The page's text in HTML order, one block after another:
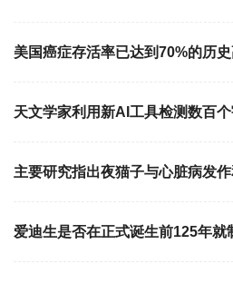
美国癌症存活率已达到70%的历
天文学家利用新AI工具检测数百
主要研究指出夜猫子与心脏病发
爱迪生是否在正式诞生前125年就